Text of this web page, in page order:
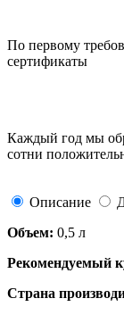
По первому
сертификаты
Каждый год мы
сотни
Описание
Объем: 0,5 л
Рекомендуемый
Страна